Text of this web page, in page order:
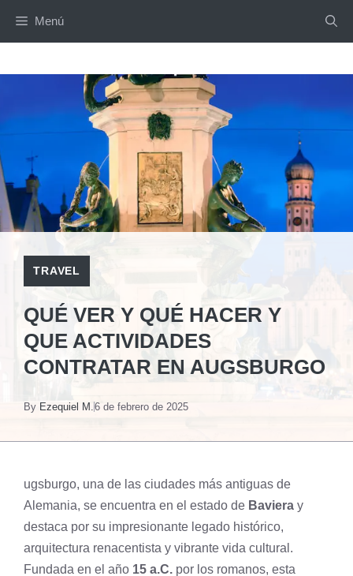
Menú
TRAVEL
QUÉ VER Y QUÉ HACER Y
QUE ACTIVIDADES
CONTRATAR EN AUGSBURGO
By Ezequiel M.6 de febrero de 2025
ugsburgo, una de las ciudades más antiguas de
Alemania, se encuentra en el estado de Baviera y
destaca por su impresionante legado histórico,
arquitectura renacentista y vibrante vida cultural.
Fundada en el año 15 a.C. por los romanos, esta